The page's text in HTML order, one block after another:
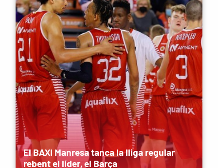
El BAXI Manresa tanca la lliga regular
rebent el líder, el Barça